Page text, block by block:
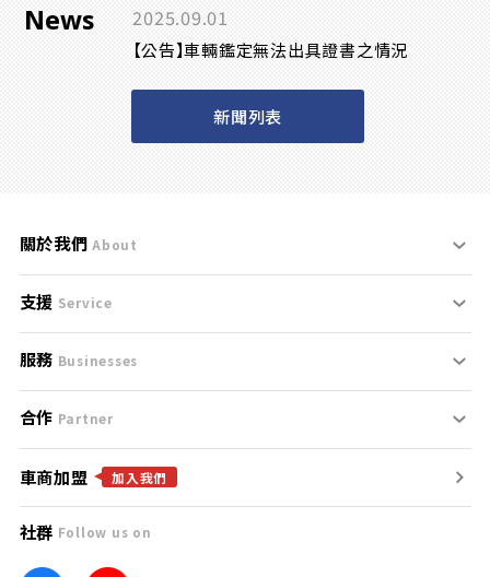
News 2025.09.01
【公告】車輛鑑定無法出具證書之情況
新聞列表
關於我們 About
刊登規範
服務條款
免責聲明
隱私權政策
團隊
支援 Service
支援中心
聯絡我們
服務 Businesses
什麼是Goo鑑定？
找好車
找好店
合作 Partner
合作夥伴
廣告合作
車商加盟 加入我們
社群 Follow us on